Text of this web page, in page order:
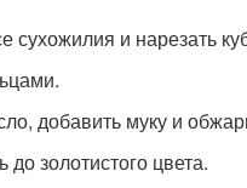
сухожилия и нарезать
добавить муку и
золотистого цвета.